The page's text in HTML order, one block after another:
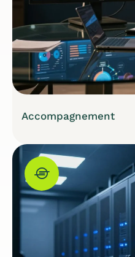
Accompagnement